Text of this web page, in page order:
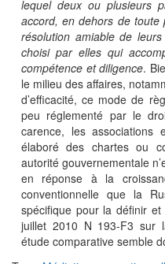
lequel deux ou plusieurs
accord, en dehors de
résolution amiable de leurs
choisi par elles qui
compétence et diligence.
le milieu des affaires,
d’efficacité, ce mode de
peu réglementé par le
carence, les associations
élaboré des chartes ou
autorité gouvernementale
en réponse à la
conventionnelle que la
spécifique pour la définir
juillet 2010 N 193-F3 sur
étude comparative semble